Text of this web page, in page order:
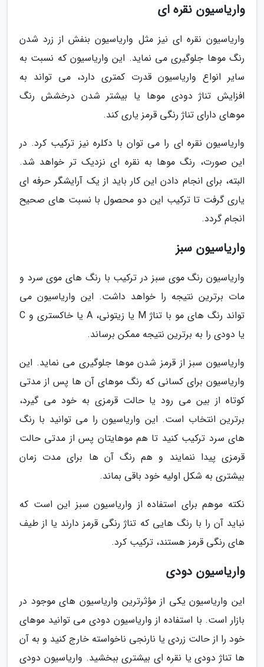
واریاسیون نقره ای
واریاسیون نقره ای نیز مثل واریاسیون بنفش از زرد شدن
رنگ موها جلوگیری می نماید. این واریاسیون که نسبت به
سایر انواع واریاسیون قدرت کمتری دارد، می تواند به
افزایش تناژ دودی موها یا بیشتر شدن درخشش رنگ
موهای دارای تناژ رنگی قرمز یاری کند.
واریاسیون نقره ای را می توان با دکلره نیز ترکیب کرد. در
این صورت، رنگ موها به نقره ای نزدیک تر خواهد شد.
البته، برای انجام دادن این کار باید از یک آرایشگر حرفه ای
یاری گرفت تا ترکیب این دو محصول با نسبت های صحیح
انجام گردد.
واریاسیون سبز
واریاسیون رنگ موی سبز در ترکیب با رنگ های موی سرد و
مات برترین نتیجه را خواهد داشت. این واریاسیون می
تواند رنگ های مو با تناژ M یا زیتونی، A یا خاکستری و C
یا دودی را به برترین نتیجه ممکن برساند.
واریاسیون سبز از قرمز شدن موها جلوگیری می نماید. این
واریاسیون برای کسانی که رنگ موهای آن ها پس از مدتی
کوتاه از بین می رود یا حالت قرمزی به خود می گیرد،
برترین انتخاب است. این واریاسیون را می توانید با رنگ
های سرد ترکیب کنید تا هم موهایتان پس از مدتی حالت
قرمزی پیدا ننمایند و هم رنگ آن ها برای مدت زمان
بیشتری به شکل اولیه خود باقی بماند.
نکته موهم برای استفاده از واریاسیون سبز این است که
نباید آن را با رنگ هایی که تناژ رنگی قرمز دارند یا از طیف
های رنگی قرمز هستند، ترکیب کرد.
واریاسیون دودی
این واریاسیون یکی از مؤثرترین واریاسیون های موجود در
بازار است. با استفاده از واریاسیون دودی می توانید موهای
خود را از حالت زردی یا نارنجی ناخواسته خارج کنید و به آن
ها تناژ دودی یا نقره ای بیشتری ببخشید. واریاسیون دودی